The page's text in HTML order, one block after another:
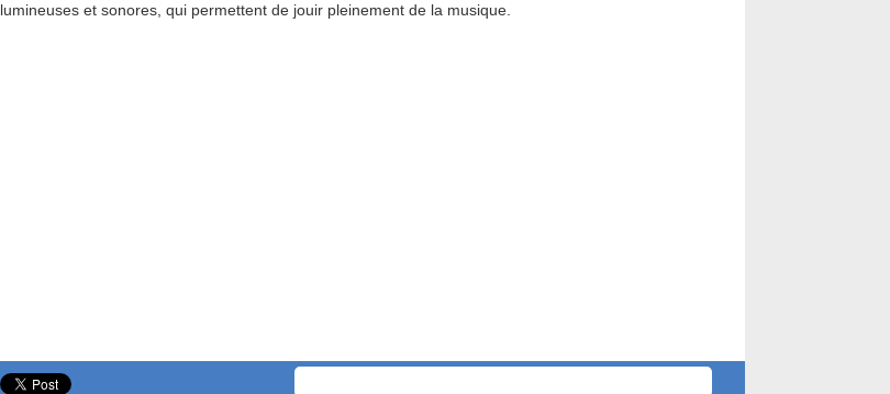
lumineuses et sonores, qui permettent de jouir pleinement de la musique.